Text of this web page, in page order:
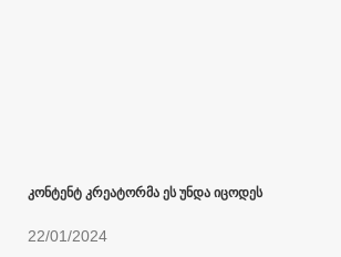
კონტენტ კრეატორმა ეს უნდა იცოდეს
22/01/2024